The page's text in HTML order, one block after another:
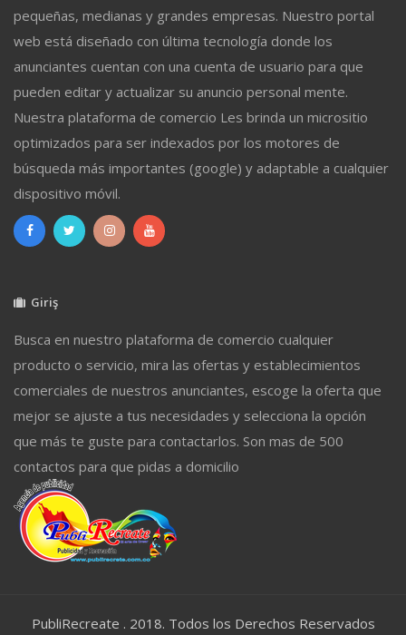
pequeñas, medianas y grandes empresas. Nuestro portal
web está diseñado con última tecnología donde los
anunciantes cuentan con una cuenta de usuario para que
pueden editar y actualizar su anuncio personal mente.
Nuestra plataforma de comercio Les brinda un micrositio
optimizados para ser indexados por los motores de
búsqueda más importantes (google) y adaptable a cualquier
dispositivo móvil.
Giriş
Busca en nuestro plataforma de comercio cualquier
producto o servicio, mira las ofertas y establecimientos
comerciales de nuestros anunciantes, escoge la oferta que
mejor se ajuste a tus necesidades y selecciona la opción
que más te guste para contactarlos. Son mas de 500
contactos para que pidas a domicilio
PubliRecreate . 2018. Todos los Derechos Reservados